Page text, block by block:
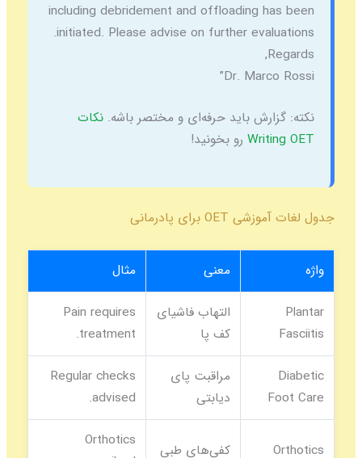
including debridement and offloading has been
initiated. Please advise on further evaluations.
Regards,
Dr. Marco Rossi”
نکته: گزارش باید حرفه‌ای و مختصر باشه. نکات
Writing OETرو بخونید!
جدول لغات آموزشی OET برای پادرمانی
واژه معنی مثال
Plantar
Fasciitis
التهاب فاشیای
کف پا
Pain requires
treatment.
Diabetic
Foot Care
مراقبت پای
دیابتی
Regular checks
advised.
Orthotics کفی‌های طبی
Orthotics